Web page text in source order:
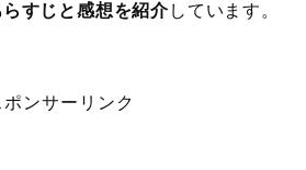
すじと感想を紹介しています。
ポンサーリンク